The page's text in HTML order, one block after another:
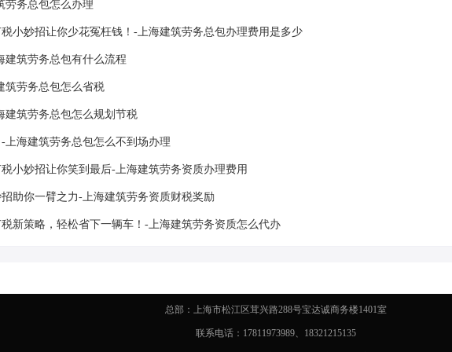
劳务总包怎么办理
小妙招让你少花冤枉钱！-上海建筑劳务总包办理费用是多少
建筑劳务总包有什么流程
筑劳务总包怎么省税
建筑劳务总包怎么规划节税
上海建筑劳务总包怎么不到场办理
小妙招让你笑到最后-上海建筑劳务资质办理费用
助你一臂之力-上海建筑劳务资质财税奖励
新策略，轻松省下一辆车！-上海建筑劳务资质怎么代办
总部：上海市松江区茸兴路288号宝达诚商务楼1401室
联系电话：17811973989、18321215135